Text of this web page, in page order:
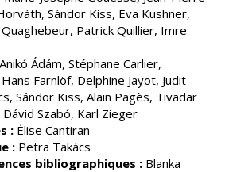
Sándor Kiss, Eva Kushner,
Patrick Quillier, Imre
Anikó Ádám, Stéphane Carlier,
Farnlöf, Delphine Jayot, Judit
Sándor Kiss, Alain Pagès, Tivadar
Dávid Szabó, Karl Zieger
: Élise Cantiran
: Petra Takács
bibliographiques : Blanka